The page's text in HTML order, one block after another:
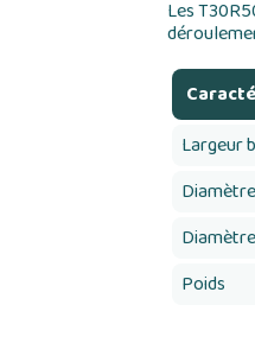
Les
Largeur
Poids